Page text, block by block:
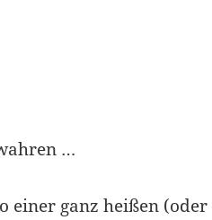
…
einer ganz heißen (oder